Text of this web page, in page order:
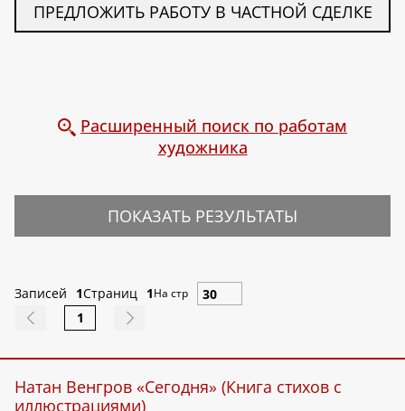
ПРЕДЛОЖИТЬ РАБОТУ В ЧАСТНОЙ СДЕЛКЕ
Расширенный поиск по работам
художника
ПОКАЗАТЬ РЕЗУЛЬТАТЫ
Записей 1Страниц 1На стр
1
Натан Венгров «Сегодня» (Книга стихов с
иллюстрациями)